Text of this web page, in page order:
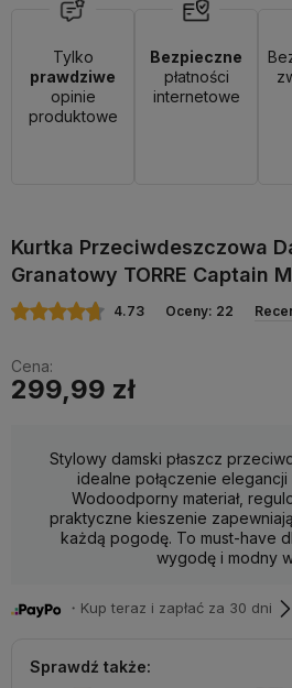
Tylko
prawdziwe
opinie
produktowe
Bezpieczne
płatności
internetowe
Kurtka Przeciwdeszczowa
Granatowy TORRE Captain
4.73 Oceny: 22
Cena:
299,99 zł
Stylowy damski płaszcz
idealne połączenie
Wodoodporny materiał,
praktyczne kieszenie
każdą pogodę. To must-have
wygodę i modny
・Kup teraz i zapłać za 30 dni
Sprawdź także: